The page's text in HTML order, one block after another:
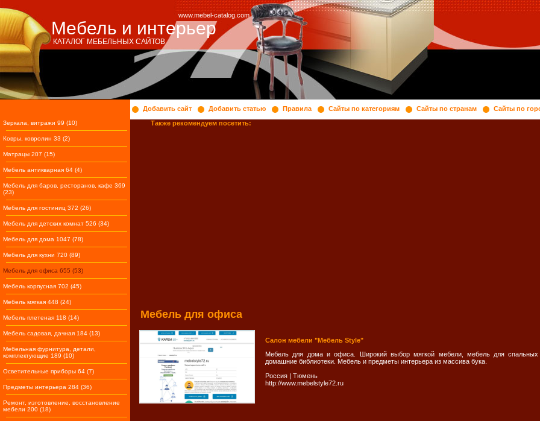
Мебель и интерьер
www.mebel-catalog.com
КАТАЛОГ МЕБЕЛЬНЫХ САЙТОВ
Зеркала, витражи 99 (10)
Ковры, ковролин 33 (2)
Матрацы 207 (15)
Мебель антикварная 64 (4)
Мебель для баров, ресторанов, кафе 369
(23)
Мебель для гостиниц 372 (26)
Мебель для детских комнат 526 (34)
Мебель для дома 1047 (78)
Мебель для кухни 720 (89)
Мебель для офиса 655 (53)
Мебель корпусная 702 (45)
Мебель мягкая 448 (24)
Мебель плетеная 118 (14)
Мебель садовая, дачная 184 (13)
Мебельная фурнитура, детали,
комплектующие 189 (10)
Осветительные приборы 64 (7)
Предметы интерьера 284 (36)
Ремонт, изготовление, восстановление
мебели 200 (18)
Добавить сайт Добавить статью Правила Сайты по категориям Сайты по странам
Сайты по
Также рекомендуем посетить:
Мебель для офиса
Салон мебели "Мебель Style"
Мебель для дома и офиса. Широкий выбор мягкой мебели, мебель для спальных
домашние библиотеки. Мебель и предметы интерьера из массива бука.
Россия | Тюмень
http://www.mebelstyle72.ru